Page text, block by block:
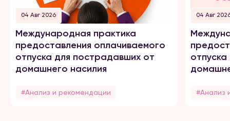
04 Авг 2026
Международная практика
предоставления оплачиваемого
отпуска для пострадавших от
домашнего насилия
#Анализ и рекомендации
04 Авг
#Анализ